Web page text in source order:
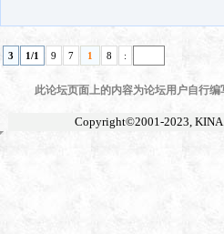
3 1/1 9 7 1 8 :
此论坛页面上的内容为论坛用户自行
Copyright©2001-2023,